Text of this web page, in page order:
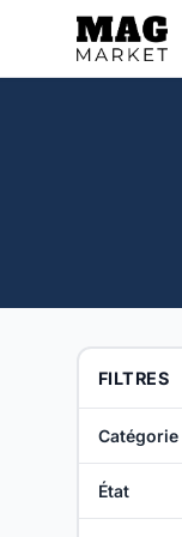
FILTRES
Catégorie
État